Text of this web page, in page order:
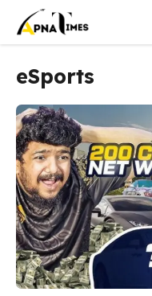
content
eSports